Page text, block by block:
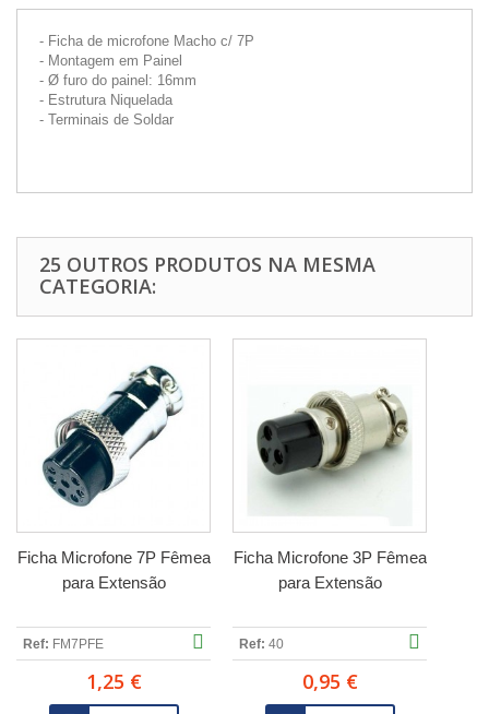
- Ficha de microfone Macho c/ 7P
- Montagem em Painel
- Ø furo do painel: 16mm
- Estrutura Niquelada
- Terminais de Soldar
25 OUTROS PRODUTOS NA MESMA
CATEGORIA:
Ficha Microfone 7P Fêmea
para Extensão
Ref: FM7PFE
1,25 €
Ficha Microfone 3P Fêmea
para Extensão
Ref: 40
0,95 €